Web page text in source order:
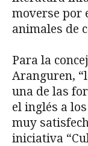
moverse por
animales de
Para la
Aranguren,
una de las
el inglés a
muy
iniciativa